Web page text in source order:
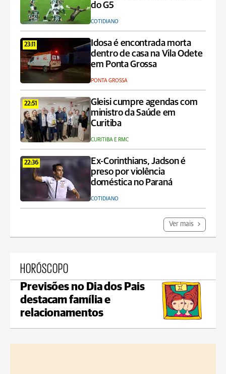
do G5
COTIDIANO
23:11
Idosa é encontrada morta
dentro de casa na Vila Odete
em Ponta Grossa
PONTA GROSSA
22:51
Gleisi cumpre agendas com
ministro da Saúde em
Curitiba
CURITIBA E RMC
22:36
Ex-Corinthians, Jadson é
preso por violência
doméstica no Paraná
COTIDIANO
Ver mais
HORÓSCOPO
Previsões no Dia dos Pais
destacam família e
relacionamentos